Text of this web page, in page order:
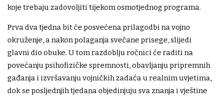
koje trebaju zadovoljiti tijekom osmotjednog programa.
Prva dva tjedna bit će posvećena prilagodbi na vojno
okruženje, a nakon polaganja svečane prisege, slijedi
glavni dio obuke. U tom razdoblju ročnici će raditi na
povećanju psihofizičke spremnosti, obavljanju pripremnih
gađanja i izvršavanju vojničkih zadaća u realnim uvjetima,
dok se posljednjih tjedana objedinjuju sva znanja i vještine